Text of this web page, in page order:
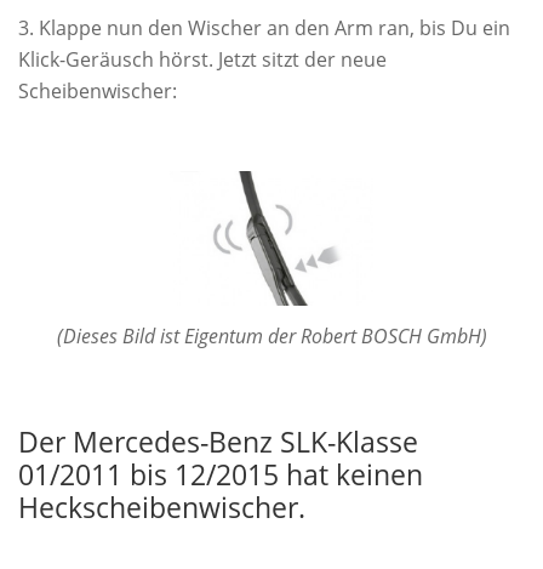
Klappe nun den Wischer an den Arm ran, bis Du ein
Klick-Geräusch hörst. Jetzt sitzt der neue
Scheibenwischer:
(Dieses Bild ist Eigentum der Robert BOSCH GmbH)
Der Mercedes-Benz SLK-Klasse
01/2011 bis 12/2015 hat keinen
Heckscheibenwischer.